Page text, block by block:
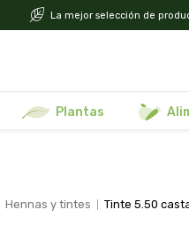
La mejor selección de
plantas
hennas y tintes tinte 5.50